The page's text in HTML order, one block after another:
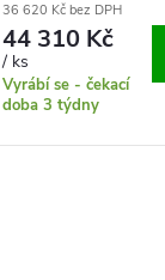
36 620 Kč bez DPH
44 310 Kč
/ ks
Vyrábí se - čekací
doba 3 týdny